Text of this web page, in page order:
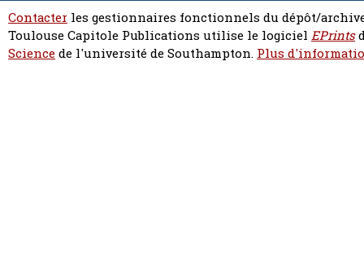
Contacter les gestionnaires fonctionnels du dépôt/
Toulouse Capitole Publications utilise le logiciel EPrints
Sciencede l'université de Southampton. Plus